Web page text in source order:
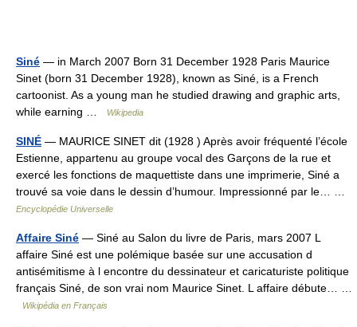
Siné — in March 2007 Born 31 December 1928 Paris Maurice
Sinet (born 31 December 1928), known as Siné, is a French
cartoonist. As a young man he studied drawing and graphic arts,
while earning …
Wikipedia
SINÉ — MAURICE SINET dit (1928 ) Après avoir fréquenté l’école
Estienne, appartenu au groupe vocal des Garçons de la rue et
exercé les fonctions de maquettiste dans une imprimerie, Siné a
trouvé sa voie dans le dessin d’humour. Impressionné par le… …
Encyclopédie Universelle
Affaire Siné — Siné au Salon du livre de Paris, mars 2007 L
affaire Siné est une polémique basée sur une accusation d
antisémitisme à l encontre du dessinateur et caricaturiste politique
français Siné, de son vrai nom Maurice Sinet. L affaire débute… …
Wikipédia en Français